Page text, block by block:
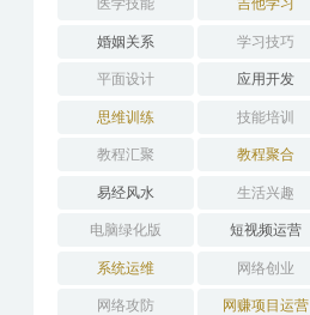
医学技能 吉他学习
婚姻关系 学习技巧
平面设计 应用开发
思维训练 技能培训
教程汇聚 教程聚合
易经风水 生活兴趣
电脑绿化版 短视频运营
系统运维 网络创业
网络攻防 网赚项目运营